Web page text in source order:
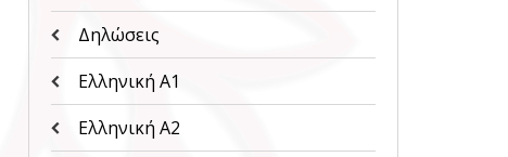
Δηλώσεις
Ελληνική Α1
Ελληνική Α2